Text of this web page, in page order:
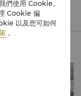
用充滿亞洲風韻的歐
維港醉人景緻。
們使用 Cookie。
Cookie 偏
以及您可如何
。